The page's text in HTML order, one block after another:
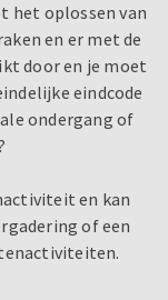
het oplossen van
en er met de
door en je moet
eindcode
ondergang of
en kan
of een